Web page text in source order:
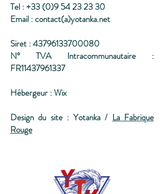
Tel : +33 (0)9 54 23 23 30
Email : contact(a)yotanka.net
Siret : 43796133700080
N° TVA Intracommunautaire :
FR11437961337
Hébergeur : Wix
Design du site : Yotanka / La Fabrique
Rouge